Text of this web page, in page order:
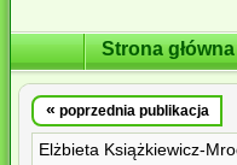
Strona główna
« poprzednia publikacja
Elżbieta Książkiewicz-